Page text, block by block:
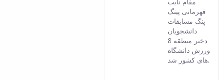
Persian
version
of this
content.
قهرمانی پینگ
پنگ مسابقات
دانشجویان
دختر منطقه 8
ورزش دانشگاه
های کشور شد.